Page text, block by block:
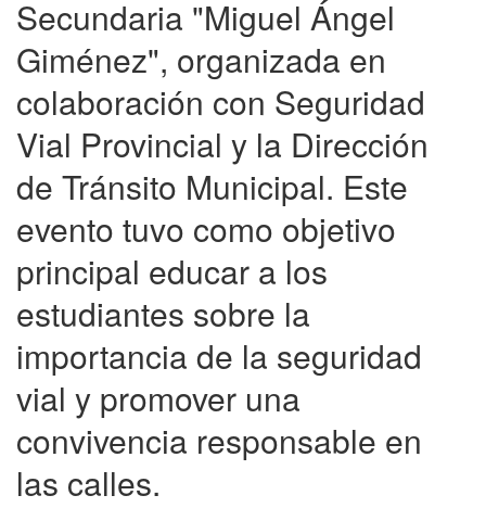
Secundaria "Miguel Ángel
Giménez", organizada en
colaboración con Seguridad
Vial Provincial y la Dirección
de Tránsito Municipal. Este
evento tuvo como objetivo
principal educar a los
estudiantes sobre la
importancia de la seguridad
vial y promover una
convivencia responsable en
las calles.